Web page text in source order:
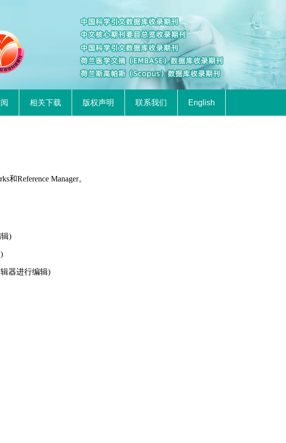
相关下载 版权声明 联系我们 English
Reference Manager。
)
器进行编辑)